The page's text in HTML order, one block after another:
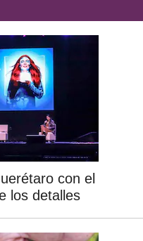
con el
los detalles